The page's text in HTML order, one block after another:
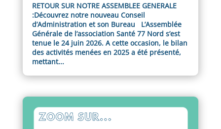
RETOUR SUR NOTRE ASSEMBLEE GENERALE
:Découvrez notre nouveau Conseil
d’Administration et son Bureau L’Assemblée
Générale de l’association Santé 77 Nord s’est
tenue le 24 juin 2026. A cette occasion, le bilan
des activités menées en 2025 a été présenté,
mettant...